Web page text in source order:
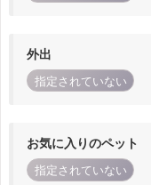
外出
指定されていない
お気に入りのペット
指定されていない